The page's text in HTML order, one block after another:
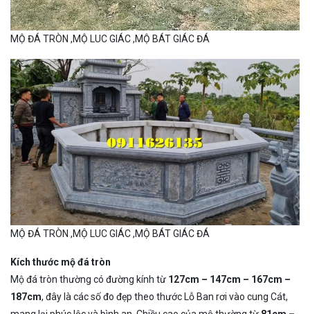
MỘ ĐÁ TRÒN ,MỘ LUC GIÁC ,MỘ BÁT GIÁC ĐÁ
MỘ ĐÁ TRÒN ,MỘ LUC GIÁC ,MỘ BÁT GIÁC ĐÁ
Kích thước mộ đá tròn
Mộ đá tròn thường có đường kính từ 127cm – 147cm – 167cm –
187cm, đây là các số đo đẹp theo thước Lỗ Ban rơi vào cung Cát,